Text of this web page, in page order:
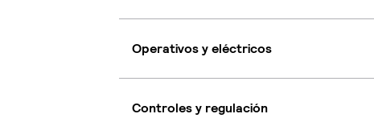
Operativos y eléctricos
Controles y regulación